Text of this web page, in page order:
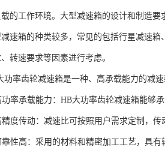
的工作环境。大型减速箱的设计和制造要
速箱的种类较多，常见的包括行星减速
转速要求等因素进行考虑。
功率齿轮减速箱是一种、高承载能力的减速
功率承载能力：HB大功率齿轮减速箱能够
精度传动：减速比可按照用户需求定制，
靠性高：采用的材料和精密加工工艺，具